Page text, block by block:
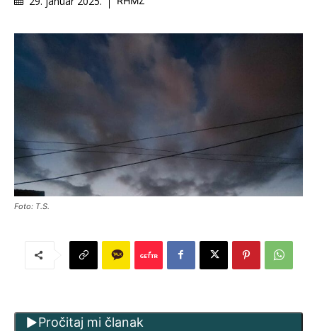
Foto: T.S.
Pročitaj mi članak